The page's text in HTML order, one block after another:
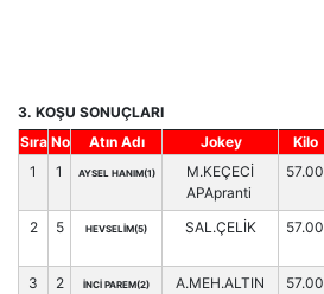
3. KOŞU SONUÇLARI
Sıra No Atın Adı Jokey Kilo
1
1 AYSEL HANIM(1)
M.KEÇECİ
APApranti
57.00
2 5 HEVSELİM(5) SAL.ÇELİK 57.00
3 2 İNCİ PAREM(2)
A.MEH.ALTIN
57.00